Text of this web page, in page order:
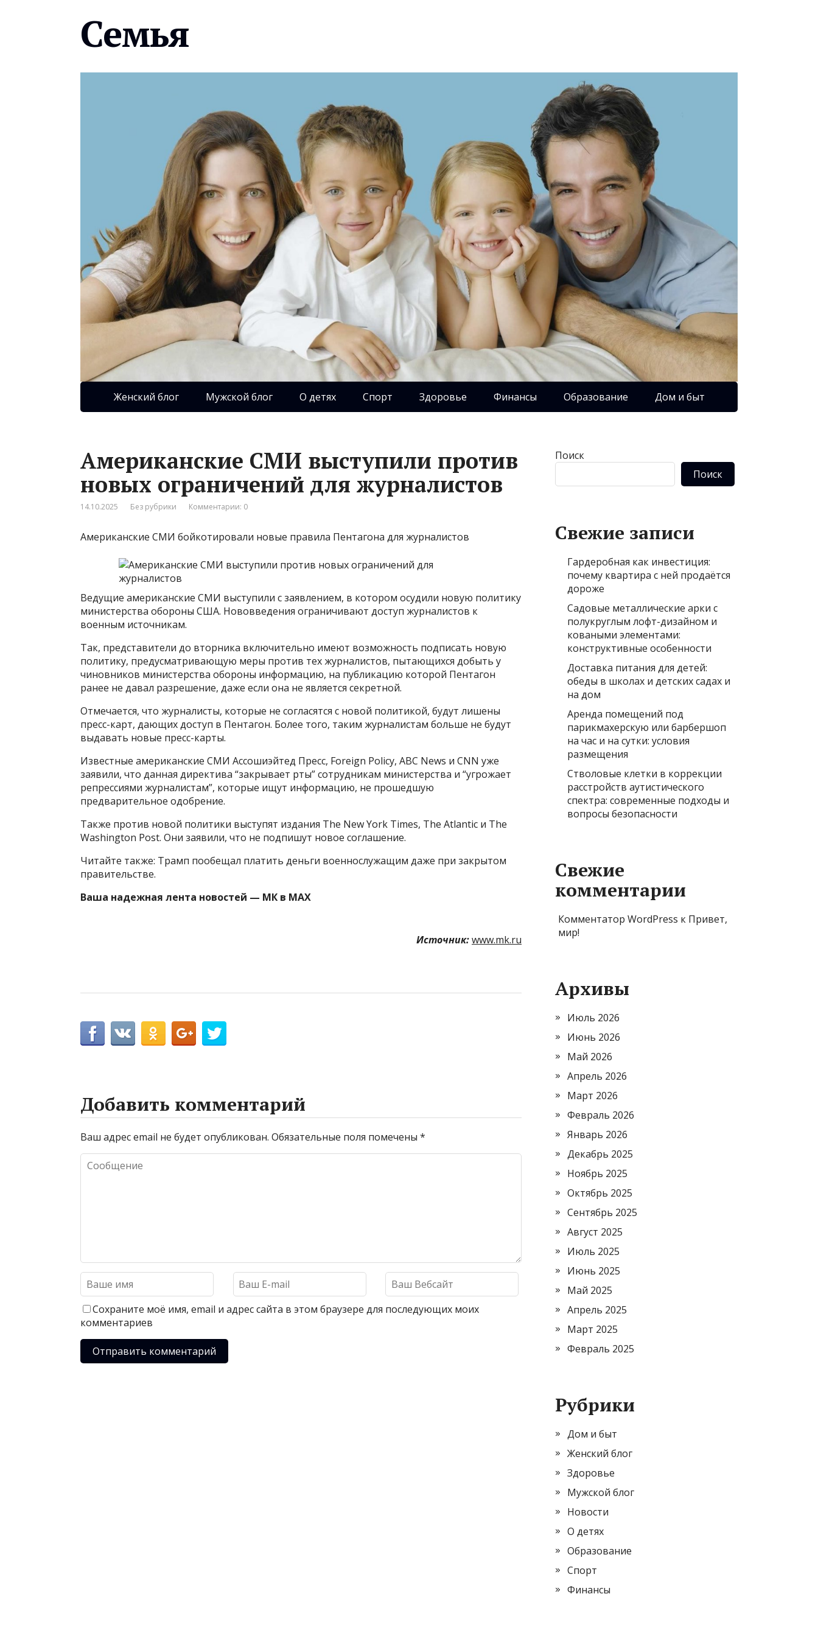
Семья
Женский блог Мужской блог О детях Спорт Здоровье Финансы Образование Дом и быт
Американские СМИ выступили против
новых ограничений для журналистов
14.10.2025 Без рубрики Комментарии: 0
Американские СМИ бойкотировали новые правила Пентагона для журналистов
Ведущие американские СМИ выступили с заявлением, в котором осудили новую политику
министерства обороны США. Нововведения ограничивают доступ журналистов к
военным источникам.
Так, представители до вторника включительно имеют возможность подписать новую
политику, предусматривающую меры против тех журналистов, пытающихся добыть у
чиновников министерства обороны информацию, на публикацию которой Пентагон
ранее не давал разрешение, даже если она не является секретной.
Отмечается, что журналисты, которые не согласятся с новой политикой, будут лишены
пресс-карт, дающих доступ в Пентагон. Более того, таким журналистам больше не будут
выдавать новые пресс-карты.
Известные американские СМИ Ассошиэйтед Пресс, Foreign Policy, ABC News и CNN уже
заявили, что данная директива “закрывает рты” сотрудникам министерства и “угрожает
репрессиями журналистам”, которые ищут информацию, не прошедшую
предварительное одобрение.
Также против новой политики выступят издания The New York Times, The Atlantic и The
Washington Post. Они заявили, что не подпишут новое соглашение.
Читайте также: Трамп пообещал платить деньги военнослужащим даже при закрытом
правительстве.
Ваша надежная лента новостей — МК в MAX
Источник:www.mk.ru
Добавить комментарий
Ваш адрес email не будет опубликован. Обязательные поля помечены *
Сохраните моё имя, email и адрес сайта в этом браузере для последующих моих
комментариев
Поиск
Поиск
Свежие записи
Гардеробная как инвестиция:
почему квартира с ней продаётся
дороже
Садовые металлические арки с
полукруглым лофт-дизайном и
коваными элементами:
конструктивные особенности
Доставка питания для детей:
обеды в школах и детских садах и
на дом
Аренда помещений под
парикмахерскую или барбершоп
на час и на сутки: условия
размещения
Стволовые клетки в коррекции
расстройств аутистического
спектра: современные подходы и
вопросы безопасности
Свежие
комментарии
Комментатор WordPress к Привет,
мир!
Архивы
Июль 2026
Июнь 2026
Май 2026
Апрель 2026
Март 2026
Февраль 2026
Январь 2026
Декабрь 2025
Ноябрь 2025
Октябрь 2025
Сентябрь 2025
Август 2025
Июль 2025
Июнь 2025
Май 2025
Апрель 2025
Март 2025
Февраль 2025
Рубрики
Дом и быт
Женский блог
Здоровье
Мужской блог
Новости
О детях
Образование
Спорт
Финансы